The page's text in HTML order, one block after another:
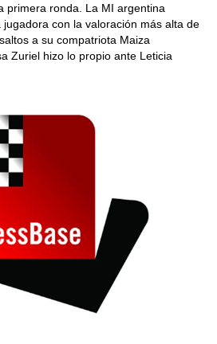
primera ronda. La MI argentina
con la valoración más alta de
a su compatriota Maiza
Zuriel hizo lo propio ante Leticia